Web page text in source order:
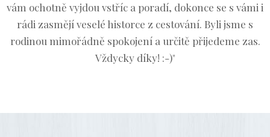
vám ochotně vyjdou vstříc a poradí, dokonce se s vámi i
rádi zasmějí veselé historce z cestování. Byli jsme s
rodinou mimořádně spokojení a určitě přijedeme zas.
Vždycky díky! :-)"